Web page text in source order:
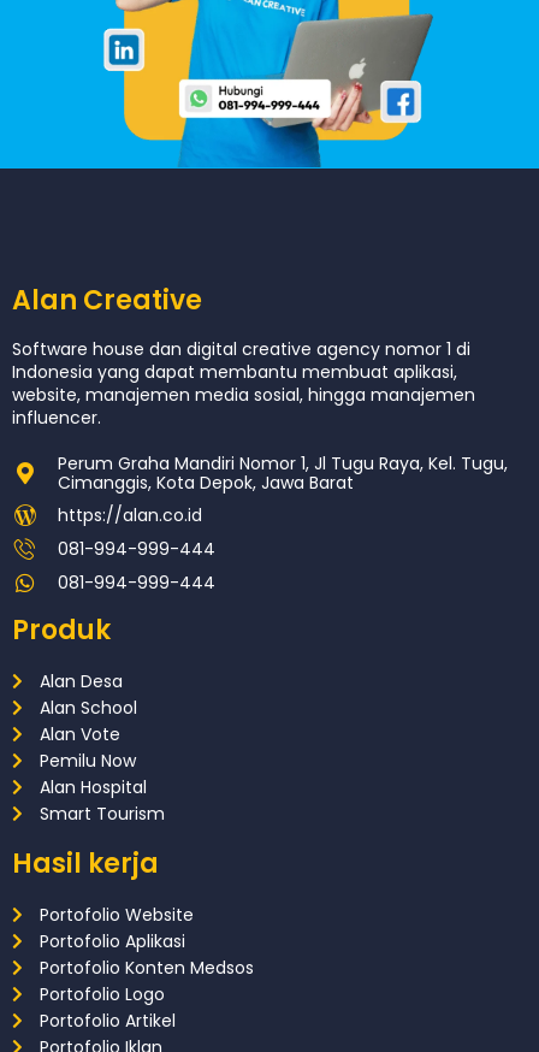
Alan Creative
Software house dan digital creative agency nomor 1 di
Indonesia yang dapat membantu membuat aplikasi,
website, manajemen media sosial, hingga manajemen
influencer.
Perum Graha Mandiri Nomor 1, Jl Tugu Raya, Kel. Tugu,
Cimanggis, Kota Depok, Jawa Barat
https://alan.co.id
081-994-999-444
081-994-999-444
Produk
Alan Desa
Alan School
Alan Vote
Pemilu Now
Alan Hospital
Smart Tourism
Hasil kerja
Portofolio Website
Portofolio Aplikasi
Portofolio Konten Medsos
Portofolio Logo
Portofolio Artikel